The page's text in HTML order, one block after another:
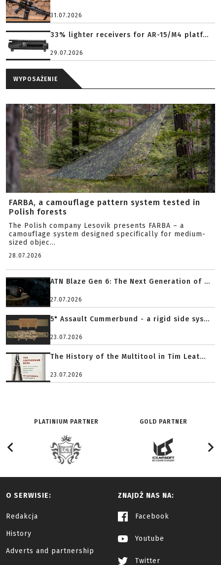
31.07.2026
33% lighter receivers for AR-15/M4 platf...
29.07.2026
WYPOSAŻENIE
FARBA, a camouflage pattern system tested in
Polish forests
The Polish company Lesovik presents FARBA – a
camouflage system designed specifically for medium-
sized objec...
28.07.2026
ATN Blaze Gen 6: The Next Generation of ...
27.07.2026
5" Assault Cummerbund - a rigid side sys...
23.07.2026
The History of the Multitool in Tim Leat...
23.07.2026
PLATINIUM PARTNER GOLD PARTNER
O SERWISIE:
Redakcja
History
Adverts and partnership
ZNAJDŹ NAS NA:
Facebook
Youtube
Twitter